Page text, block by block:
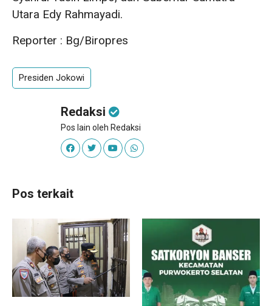
Utara Edy Rahmayadi.
Reporter : Bg/Biropres
Presiden Jokowi
Redaksi
Pos lain oleh Redaksi
Pos terkait